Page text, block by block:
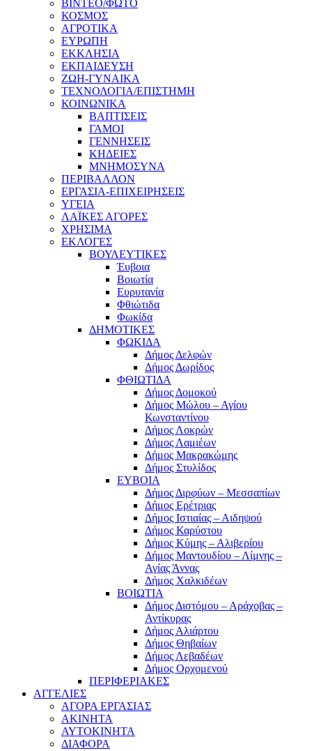
ΒΙΝΤΕΟ/ΦΩΤΟ
ΚΟΣΜΟΣ
ΑΓΡΟΤΙΚΑ
ΕΥΡΩΠΗ
ΕΚΚΛΗΣΙΑ
ΕΚΠΑΙΔΕΥΣΗ
ΖΩΗ-ΓΥΝΑΙΚΑ
ΤΕΧΝΟΛΟΓΙΑ/ΕΠΙΣΤΗΜΗ
ΚΟΙΝΩΝΙΚΑ
ΒΑΠΤΙΣΕΙΣ
ΓΑΜΟΙ
ΓΕΝΝΗΣΕΙΣ
ΚΗΔΕΙΕΣ
ΜΝΗΜΟΣΥΝΑ
ΠΕΡΙΒΑΛΛΟΝ
ΕΡΓΑΣΙΑ-ΕΠΙΧΕΙΡΗΣΕΙΣ
ΥΓΕΙΑ
ΛΑΪΚΕΣ ΑΓΟΡΕΣ
ΧΡΗΣΙΜΑ
ΕΚΛΟΓΕΣ
ΒΟΥΛΕΥΤΙΚΕΣ
Έυβοια
Βοιωτία
Ευρυτανία
Φθιώτιδα
Φωκίδα
ΔΗΜΟΤΙΚΕΣ
ΦΩΚΙΔΑ
Δήμος Δελφών
Δήμος Δωρίδος
ΦΘΙΩΤΙΔΑ
Δήμος Δομοκού
Δήμος Μώλου – Αγίου
Κωνσταντίνου
Δήμος Λοκρών
Δήμος Λαμιέων
Δήμος Μακρακώμης
Δήμος Στυλίδος
ΕΥΒΟΙΑ
Δήμος Διρφύων – Μεσσαπίων
Δήμος Ερέτριας
Δήμος Ιστιαίας – Αιδηψού
Δήμος Καρύστου
Δήμος Κύμης – Αλιβερίου
Δήμος Μαντουδίου – Λίμνης –
Αγίας Άννας
Δήμος Χαλκιδέων
ΒΟΙΩΤΙΑ
Δήμος Διστόμου – Αράχοβας –
Αντίκυρας
Δήμος Αλιάρτου
Δήμος Θηβαίων
Δήμος Λεβαδέων
Δήμος Ορχομενού
ΠΕΡΙΦΕΡΙΑΚΕΣ
ΑΓΓΕΛΙΕΣ
ΑΓΟΡΑ ΕΡΓΑΣΙΑΣ
ΑΚΙΝΗΤΑ
ΑΥΤΟΚΙΝΗΤΑ
ΔΙΑΦΟΡΑ